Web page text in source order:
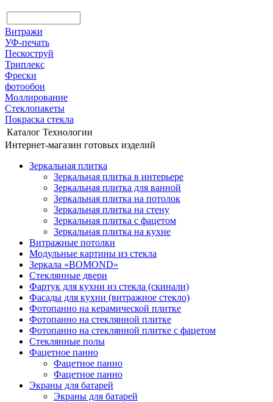
Витражи
УФ-печать
Пескоструй
Триплекс
Фрески
фотообои
Моллирование
Стеклопакеты
Покраска стекла
Каталог Технологии
Интернет-магазин готовых изделий
Зеркальная плитка
Зеркальная плитка в интерьере
Зеркальная плитка для ванной
Зеркальная плитка на потолок
Зеркальная плитка на стену
Зеркальная плитка с фацетом
Зеркальная плитка на кухне
Витражные потолки
Модульные картины из стекла
Зеркала «BOMOND»
Стеклянные двери
Фартук для кухни из стекла (скинали)
Фасады для кухни (витражное стекло)
Фотопанно на керамической плитке
Фотопанно на стеклянной плитке
Фотопанно на стеклянной плитке с фацетом
Стеклянные полы
Фацетное панно
Фацетное панно
Фацетное панно
Экраны для батарей
Экраны для батарей